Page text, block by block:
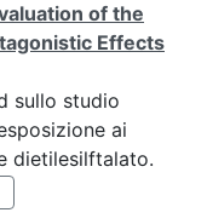
of the
Effects
sullo studio
ai
dietilesilftalato.